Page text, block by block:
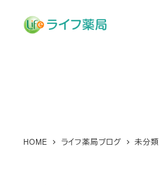
HOME ライフ薬局ブログ 未分類